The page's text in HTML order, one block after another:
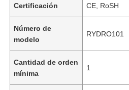
Certificación CE, RoSH
Número de
modelo
RYDRO101
Cantidad de orden
mínima
1